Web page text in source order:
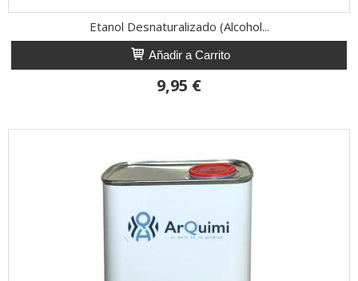
Etanol Desnaturalizado (Alcohol...
Añadir a Carrito
9,95 €